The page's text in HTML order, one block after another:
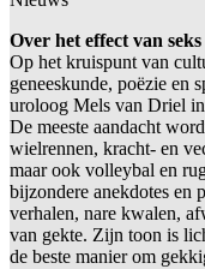
Over het effect van
Op het kruispunt van
geneeskunde, poëzie en
uroloog Mels van Driel in
De meeste aandacht
wielrennen, kracht- en
maar ook volleybal en
bijzondere anekdotes en
verhalen, nare kwalen,
van gekte. Zijn toon is
de beste manier om